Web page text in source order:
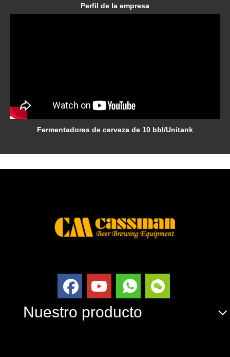
Perfil de la empresa
Fermentadores de cerveza de 10 bbl/Unitank
Nuestro producto